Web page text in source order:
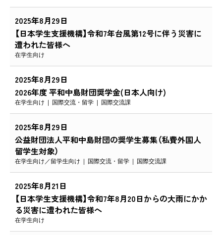
2025年8月29日
【日本学生支援機構】令和7年台風第12号に伴う災害に
遭われた皆様へ
在学生向け
2025年8月29日
2026年度 平和中島財団奨学金(日本人向け)
在学生向け 国際交流・留学 国際交流課
2025年8月29日
公益財団法人平和中島財団の奨学生募集（私費外国人
留学生対象）
在学生向け 留学生向け 国際交流・留学 国際交流課
2025年8月21日
【日本学生支援機構】令和7年8月20日からの大雨にかか
る災害に遭われた皆様へ
在学生向け